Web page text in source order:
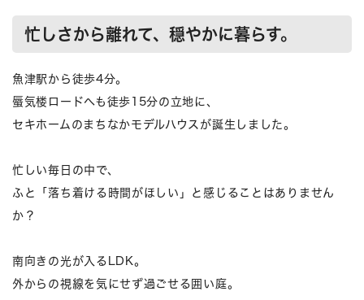
忙しさから離れて、穏やかに暮らす。
魚津駅から徒歩4分。
蜃気楼ロードへも徒歩15分の立地に、
セキホームのまちなかモデルハウスが誕生しました。
忙しい毎日の中で、
ふと「落ち着ける時間がほしい」と感じることはありません
か？
南向きの光が入るLDK。
外からの視線を気にせず過ごせる囲い庭。